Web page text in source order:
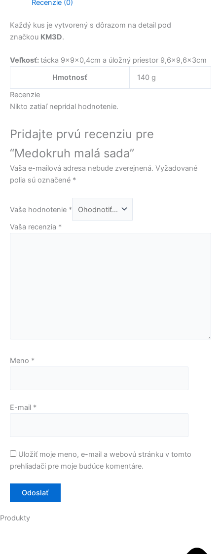
Recenzie (0)
Každý kus je vytvorený s dôrazom na detail pod
značkou KM3D.
Veľkosť:tácka 9x9x0,4cm a úložný priestor 9,6×9,6x3cm
Hmotnosť
140 g
Recenzie
Nikto zatiaľ nepridal hodnotenie.
Pridajte prvú recenziu pre
“Medokruh malá sada”
Vaša e-mailová adresa nebude zverejnená. Vyžadované
polia sú označené *
Vaše hodnotenie *
Vaša recenzia *
Meno *
E-mail *
Uložiť moje meno, e-mail a webovú stránku v tomto
prehliadači pre moje budúce komentáre.
Produkty